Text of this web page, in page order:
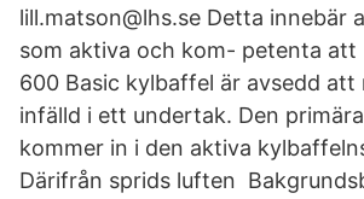
lill.matson@lhs.se Detta innebär
som aktiva och kom- petenta att
600 Basic kylbaffel är avsedd att
infälld i ett undertak. Den
kommer in i den aktiva
Därifrån sprids luften